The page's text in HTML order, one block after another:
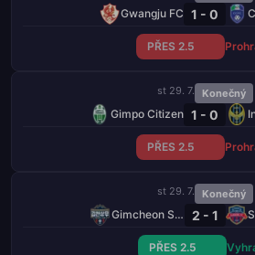
Gwangju FC 1 - 0
PŘES 2.5
st 29. 7. Konečný
Gimpo Citizen 1 - 0
PŘES 2.5
st 29. 7. Konečný
Gimcheon Sangmu FC 2 - 1
PŘES 2.5